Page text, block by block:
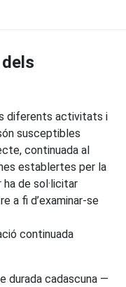
diferents activitats i
susceptibles
continuada al
establertes per la
ha de sol·licitar
a fi d’examinar-se
continuada
durada cadascuna —